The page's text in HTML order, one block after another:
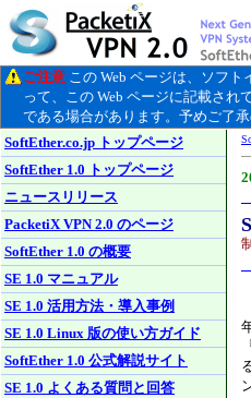
ご注意 この Web ページは、ソフ
って、この Web ページに記載され
である場合があります。予めご了
SoftEther.co.jp トップページ
SoftEther 1.0 トップページ
ニュースリリース
PacketiX VPN 2.0 のページ
SoftEther 1.0 の概要
SE 1.0 マニュアル
SE 1.0 活用方法・導入事例
SE 1.0 Linux 版の使い方ガイド
SoftEther 1.0 公式解説サイト
SE 1.0 よくある質問と回答